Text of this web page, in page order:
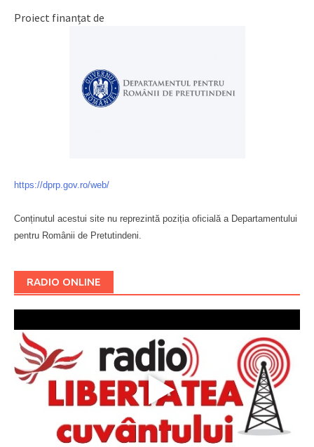
Proiect finanțat de
https://dprp.gov.ro/web/
Conținutul acestui site nu reprezintă poziția oficială a Departamentului
pentru Românii de Pretutindeni.
RADIO ONLINE